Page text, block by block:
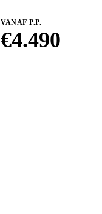
VANAF P.P.
€4.490